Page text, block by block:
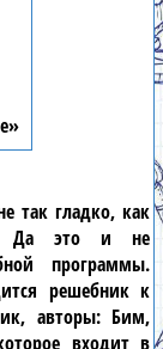
так гладко, как
Да это и не
программы.
решебник к
авторы: Бим,
входит в